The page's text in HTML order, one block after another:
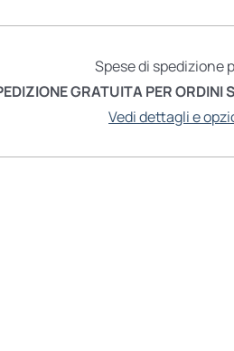
Spese di spedizione
GRATUITA PER
Vedi dettagli e